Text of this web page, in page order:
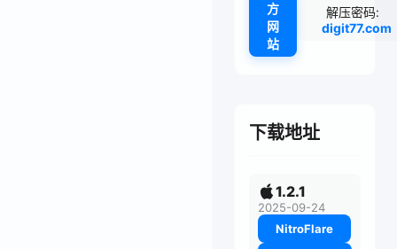
方
网
站
解压密码:
digit77.com
下载地址
1.2.1
2025-09-24
NitroFlare